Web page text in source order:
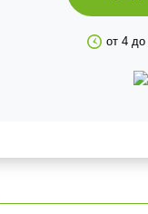
от 4 до